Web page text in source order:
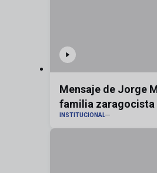
Mensaje de Jorge
familia zaragocista
INSTITUCIONAL